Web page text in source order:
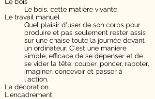
Le bois, cette matière vivante,
Le travail manuel
Quel plaisir d'user de son corps pour
produire et pas seulement rester assis
sur une chaise toute la journée devant
un ordinateur. C'est une manière
simple, efficace de se dépenser et de
se vider la tête: couper, poncer, raboter,
imaginer, concevoir et passer à
l'action.
La décoration
L'encadrement